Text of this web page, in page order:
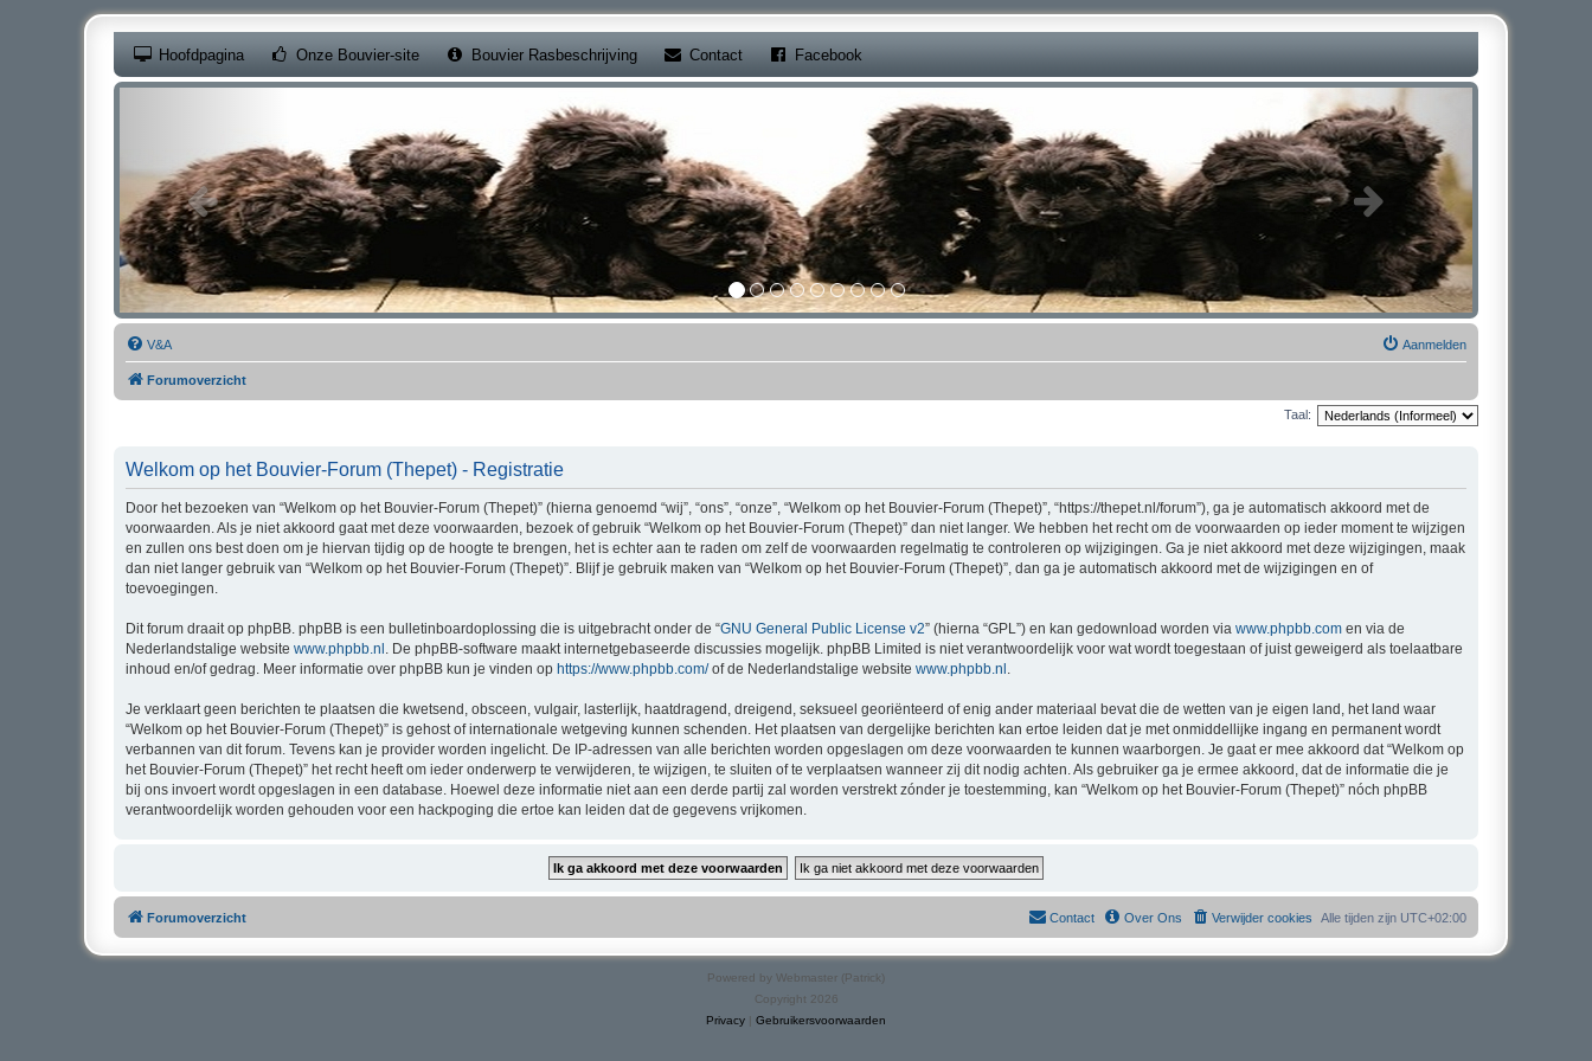
Hoofdpagina Onze Bouvier-site(Opens a new tab)
Bouvier Rasbeschrijving Contact(Opens a new tab)
Facebook
V&A Aanmelden
Forumoverzicht
Taal:
Welkom op het Bouvier-Forum (Thepet) - Registratie
Door het bezoeken van “Welkom op het Bouvier-Forum (Thepet)” (hierna genoemd “wij”, “ons”, “onze”, “Welkom op het Bouvier-Forum (Thepet)”, “https://thepet.nl/forum”), ga je automatisch akkoord met de
voorwaarden. Als je niet akkoord gaat met deze voorwaarden, bezoek of gebruik “Welkom op het Bouvier-Forum (Thepet)” dan niet langer. We hebben het recht om de voorwaarden op ieder moment te wijzigen
en zullen ons best doen om je hiervan tijdig op de hoogte te brengen, het is echter aan te raden om zelf de voorwaarden regelmatig te controleren op wijzigingen. Ga je niet akkoord met deze wijzigingen, maak
dan niet langer gebruik van “Welkom op het Bouvier-Forum (Thepet)”. Blijf je gebruik maken van “Welkom op het Bouvier-Forum (Thepet)”, dan ga je automatisch akkoord met de wijzigingen en of
toevoegingen.
Dit forum draait op phpBB. phpBB is een bulletinboardoplossing die is uitgebracht onder de “GNU General Public License v2” (hierna “GPL”) en kan gedownload worden via www.phpbb.com en via de
Nederlandstalige website www.phpbb.nl. De phpBB-software maakt internetgebaseerde discussies mogelijk. phpBB Limited is niet verantwoordelijk voor wat wordt toegestaan of juist geweigerd als toelaatbare
inhoud en/of gedrag. Meer informatie over phpBB kun je vinden op https://www.phpbb.com/of de Nederlandstalige website www.phpbb.nl.
Je verklaart geen berichten te plaatsen die kwetsend, obsceen, vulgair, lasterlijk, haatdragend, dreigend, seksueel georiënteerd of enig ander materiaal bevat die de wetten van je eigen land, het land waar
“Welkom op het Bouvier-Forum (Thepet)” is gehost of internationale wetgeving kunnen schenden. Het plaatsen van dergelijke berichten kan ertoe leiden dat je met onmiddellijke ingang en permanent wordt
verbannen van dit forum. Tevens kan je provider worden ingelicht. De IP-adressen van alle berichten worden opgeslagen om deze voorwaarden te kunnen waarborgen. Je gaat er mee akkoord dat “Welkom op
het Bouvier-Forum (Thepet)” het recht heeft om ieder onderwerp te verwijderen, te wijzigen, te sluiten of te verplaatsen wanneer zij dit nodig achten. Als gebruiker ga je ermee akkoord, dat de informatie die je
bij ons invoert wordt opgeslagen in een database. Hoewel deze informatie niet aan een derde partij zal worden verstrekt zónder je toestemming, kan “Welkom op het Bouvier-Forum (Thepet)” nóch phpBB
verantwoordelijk worden gehouden voor een hackpoging die ertoe kan leiden dat de gegevens vrijkomen.
Forumoverzicht Alle tijden zijn UTC+02:00
Verwijder cookies
Over Ons
Contact
Powered by Webmaster (Patrick)
Copyright 2026
Privacy | Gebruikersvoorwaarden